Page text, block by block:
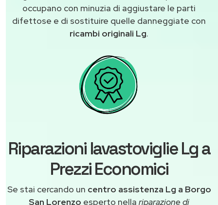
occupano con minuzia di aggiustare le parti
difettose e di sostituire quelle danneggiate con
ricambi originali Lg.
Riparazioni lavastoviglie Lg a
Prezzi Economici
Se stai cercando un centro assistenza Lg a Borgo
San Lorenzo esperto nella riparazione di